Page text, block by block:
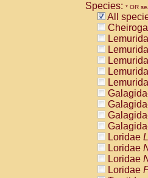
Cebidae
Cebidae
Cebidae
Cebidae
Cebidae
Atelidae
Atelidae
Atelidae
Atelidae
Atelidae
Atelidae
Atelidae
Atelidae
Atelidae
Atelidae
Species: * OR
All
Loridae
Loridae
Loridae
Loridae